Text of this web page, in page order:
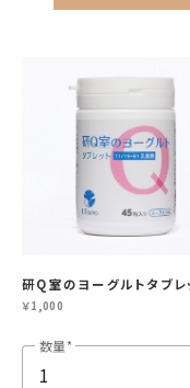
研Q室のヨーグルトタブレ
￥1,000
数量